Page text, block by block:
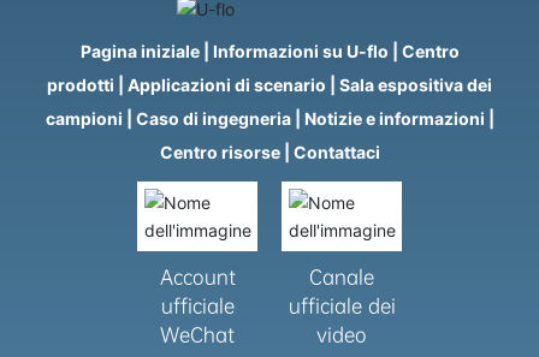
Pagina iniziale| Informazioni su U-flo
Centro
prodotti
Applicazioni di scenario
Sala espositiva dei
campioni
Caso di ingegneria| Notizie e informazioni
Centro risorse| Contattaci
Account
ufficiale
WeChat
Canale
ufficiale dei
video